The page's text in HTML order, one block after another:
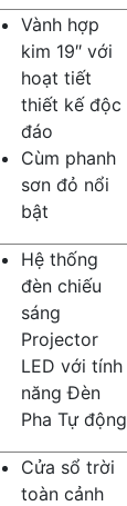
Vành hợp
kim 19″ với
hoạt tiết
thiết kế độc
đáo
Cùm phanh
sơn đỏ nổi
bật
Hệ thống
đèn chiếu
sáng
Projector
LED với tính
năng Đèn
Pha Tự động
Cửa sổ trời
toàn cảnh